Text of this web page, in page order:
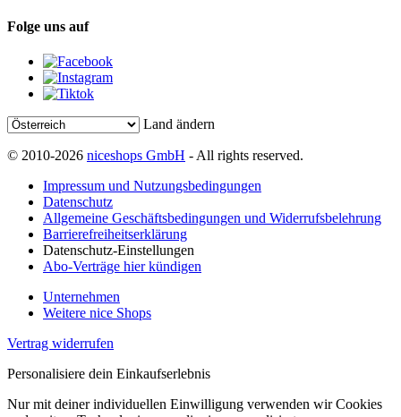
Folge uns auf
Land ändern
© 2010-2026 niceshops GmbH - All rights reserved.
Impressum und Nutzungsbedingungen
Datenschutz
Allgemeine Geschäftsbedingungen und Widerrufsbelehrung
Barrierefreiheitserklärung
Datenschutz-Einstellungen
Abo-Verträge hier kündigen
Unternehmen
Weitere nice Shops
Vertrag widerrufen
Personalisiere dein Einkaufserlebnis
Nur mit deiner individuellen Einwilligung verwenden wir Cookies